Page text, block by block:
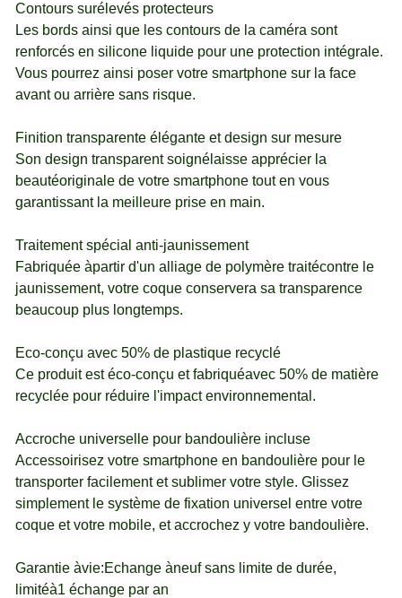
Contours surélevés protecteurs
Les bords ainsi que les contours de la caméra sont
renforcés en silicone liquide pour une protection intégrale.
Vous pourrez ainsi poser votre smartphone sur la face
avant ou arrière sans risque.
Finition transparente élégante et design sur mesure
Son design transparent soignélaisse apprécier la
beautéoriginale de votre smartphone tout en vous
garantissant la meilleure prise en main.
Traitement spécial anti-jaunissement
Fabriquée àpartir d'un alliage de polymère traitécontre le
jaunissement, votre coque conservera sa transparence
beaucoup plus longtemps.
Eco-conçu avec 50% de plastique recyclé
Ce produit est éco-conçu et fabriquéavec 50% de matière
recyclée pour réduire l'impact environnemental.
Accroche universelle pour bandoulière incluse
Accessoirisez votre smartphone en bandoulière pour le
transporter facilement et sublimer votre style. Glissez
simplement le système de fixation universel entre votre
coque et votre mobile, et accrochez y votre bandoulière.
Garantie àvie:Echange àneuf sans limite de durée,
limitéà1 échange par an